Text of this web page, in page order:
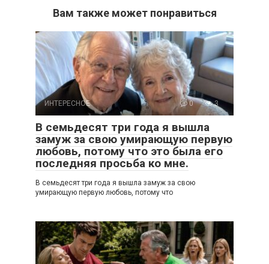
Вам также может понравиться
ИНТЕРЕСНОЕ 0 3
В семьдесят три года я вышла
замуж за свою умирающую первую
любовь, потому что это была его
последняя просьба ко мне.
В семьдесят три года я вышла замуж за свою
умирающую первую любовь, потому что